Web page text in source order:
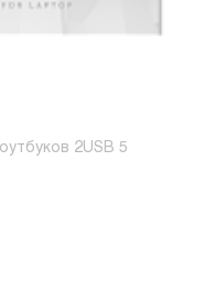
2USB 5